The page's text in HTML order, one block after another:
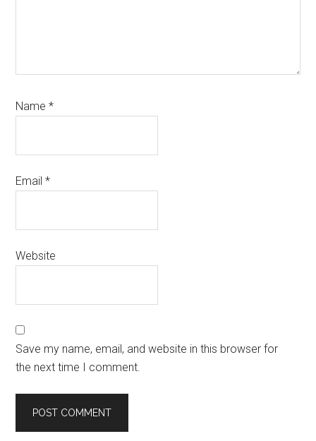
Name*
Email*
Website
Save my name, email, and website in this browser for
the next time I comment.